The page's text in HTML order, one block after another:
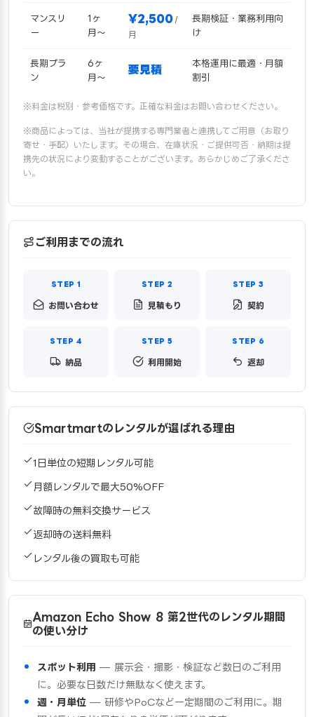
マンスリ
ー
1ヶ
月〜
¥2,500 /
月
長期検証・業務利用向
け
長期プラ
ン
6ヶ
月〜
要見積
本格運用に最適・月額
割引
※料金は税別・参考価格です。正確な料金はお問い合わせください。
※商品によっては、当社が提携する専門業者と連携してご用意（お取り
寄せ・手配）いたします。その場合、在庫状況・ご提供可否・納期は提
携先の状況により変動することがございます。あらかじめご了承くださ
い。
ご利用までの流れ
お問い合わせ 見積もり 契約
納品 利用開始 返却
Smartmartのレンタルが選ばれる理由
1日単位の短期レンタル可能
月額レンタルで最大50%OFF
故障時の無料交換サービス
返却時の送料無料
レンタル後の買取も可能
Amazon Echo Show 8 第2世代のレンタル期間
の使い分け
スポット利用 — 展示会・撮影・検証など数日のご利用
に。必要な日数だけ無駄なく使えます。
週・月単位 — 研修やPoCなど一定期間のご利用に。期